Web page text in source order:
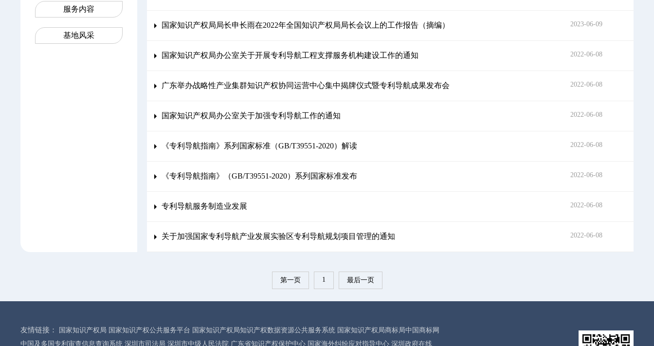
服务内容
基地风采
国家知识产权局局长申长雨在2022年全国知识产权局局长会议上的工作报告（摘编） 2023-06-09
国家知识产权局办公室关于开展专利导航工程支撑服务机构建设工作的通知 2022-06-08
广东举办战略性产业集群知识产权协同运营中心集中揭牌仪式暨专利导航成果发布会 2022-06-08
国家知识产权局办公室关于加强专利导航工作的通知 2022-06-08
《专利导航指南》系列国家标准（GB/T39551-2020）解读 2022-06-08
《专利导航指南》（GB/T39551-2020）系列国家标准发布 2022-06-08
专利导航服务制造业发展 2022-06-08
关于加强国家专利导航产业发展实验区专利导航规划项目管理的通知 2022-06-08
第一页 1 最后一页
友情链接： 国家知识产权局 国家知识产权公共服务平台 国家知识产权局知识产权数据资源公共服务系统 国家知识产权局商标局中国商标网
中国及多国专利审查信息查询系统 深圳市司法局 深圳市中级人民法院 广东省知识产权保护中心 国家海外纠纷应对指导中心 深圳政府在线